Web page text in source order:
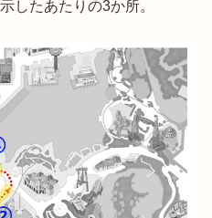
したあたりの3か所。